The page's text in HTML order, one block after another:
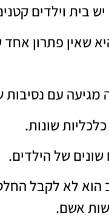
בית וילדים
שאין פתרון
עם נסיבות
שונות.
שונים של הילדים.
הוא לא לקבל
אשם.